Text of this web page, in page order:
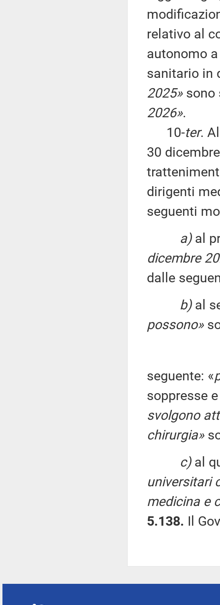
relativo al
autonomo
sanitario in
2025»sono
2026».
10-ter.
30
dirigenti
seguenti
a)al
dicembre
dalle
b)al
possono»
seguente: «
soppresse
svolgono
chirurgia»
c)al
universitari
medicina e
5.138. Il